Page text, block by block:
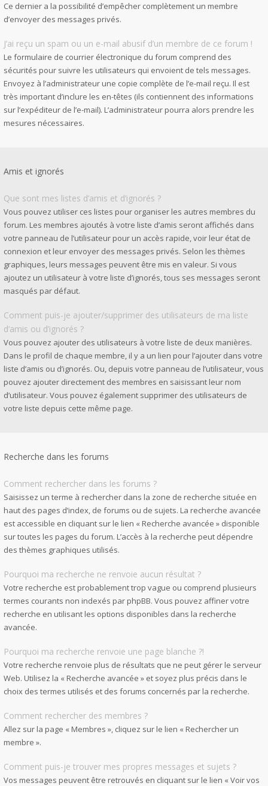
Ce dernier a la possibilité d’empêcher complètement un membre
d’envoyer des messages privés.
J’ai reçu un spam ou un e-mail abusif d’un membre de ce forum !
Le formulaire de courrier électronique du forum comprend des
sécurités pour suivre les utilisateurs qui envoient de tels messages.
Envoyez à l’administrateur une copie complète de l’e-mail reçu. Il est
très important d’inclure les en-têtes (ils contiennent des informations
sur l’expéditeur de l’e-mail). L’administrateur pourra alors prendre les
mesures nécessaires.
Amis et ignorés
Que sont mes listes d’amis et d’ignorés ?
Vous pouvez utiliser ces listes pour organiser les autres membres du
forum. Les membres ajoutés à votre liste d’amis seront affichés dans
votre panneau de l’utilisateur pour un accès rapide, voir leur état de
connexion et leur envoyer des messages privés. Selon les thèmes
graphiques, leurs messages peuvent être mis en valeur. Si vous
ajoutez un utilisateur à votre liste d’ignorés, tous ses messages seront
masqués par défaut.
Comment puis-je ajouter/supprimer des utilisateurs de ma liste
d’amis ou d’ignorés ?
Vous pouvez ajouter des utilisateurs à votre liste de deux manières.
Dans le profil de chaque membre, il y a un lien pour l’ajouter dans votre
liste d’amis ou d’ignorés. Ou, depuis votre panneau de l’utilisateur, vous
pouvez ajouter directement des membres en saisissant leur nom
d’utilisateur. Vous pouvez également supprimer des utilisateurs de
votre liste depuis cette même page.
Recherche dans les forums
Comment rechercher dans les forums ?
Saisissez un terme à rechercher dans la zone de recherche située en
haut des pages d’index, de forums ou de sujets. La recherche avancée
est accessible en cliquant sur le lien « Recherche avancée » disponible
sur toutes les pages du forum. L’accès à la recherche peut dépendre
des thèmes graphiques utilisés.
Pourquoi ma recherche ne renvoie aucun résultat ?
Votre recherche est probablement trop vague ou comprend plusieurs
termes courants non indexés par phpBB. Vous pouvez affiner votre
recherche en utilisant les options disponibles dans la recherche
avancée.
Pourquoi ma recherche renvoie une page blanche ?!
Votre recherche renvoie plus de résultats que ne peut gérer le serveur
Web. Utilisez la « Recherche avancée » et soyez plus précis dans le
choix des termes utilisés et des forums concernés par la recherche.
Comment rechercher des membres ?
Allez sur la page « Membres », cliquez sur le lien « Rechercher un
membre ».
Comment puis-je trouver mes propres messages et sujets ?
Vos messages peuvent être retrouvés en cliquant sur le lien « Voir vos